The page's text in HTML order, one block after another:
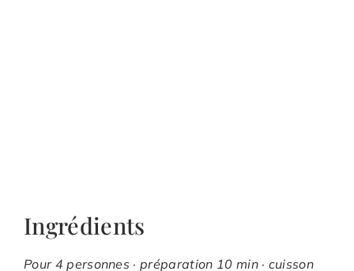
Ingrédients
Pour 4 personnes · préparation 10 min · cuisson